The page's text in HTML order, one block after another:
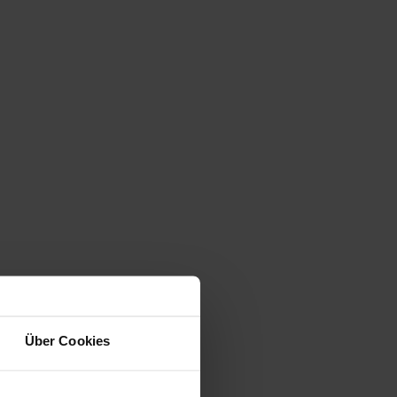
Über Cookies